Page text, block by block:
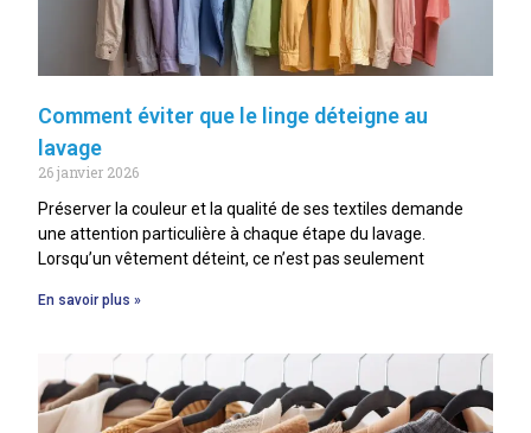
Comment éviter que le linge déteigne au
lavage
26 janvier 2026
Préserver la couleur et la qualité de ses textiles demande
une attention particulière à chaque étape du lavage.
Lorsqu’un vêtement déteint, ce n’est pas seulement
En savoir plus »